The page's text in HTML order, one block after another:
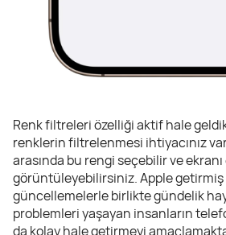
Renk filtreleri özelliği aktif hale
renklerin filtrelenmesi ihtiyacınız
arasında bu rengi seçebilir ve
görüntüleyebilirsiniz. Apple
güncellemelerle birlikte gündelik
problemleri yaşayan insanların
da kolay hale getirmeyi